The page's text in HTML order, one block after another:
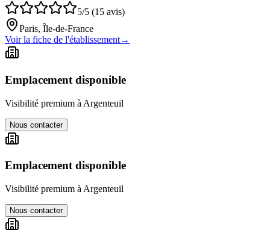
5/5 (15 avis)
Paris, Île-de-France
Voir la fiche de l'établissement→
Emplacement disponible
Visibilité premium à Argenteuil
Nous contacter
Emplacement disponible
Visibilité premium à Argenteuil
Nous contacter